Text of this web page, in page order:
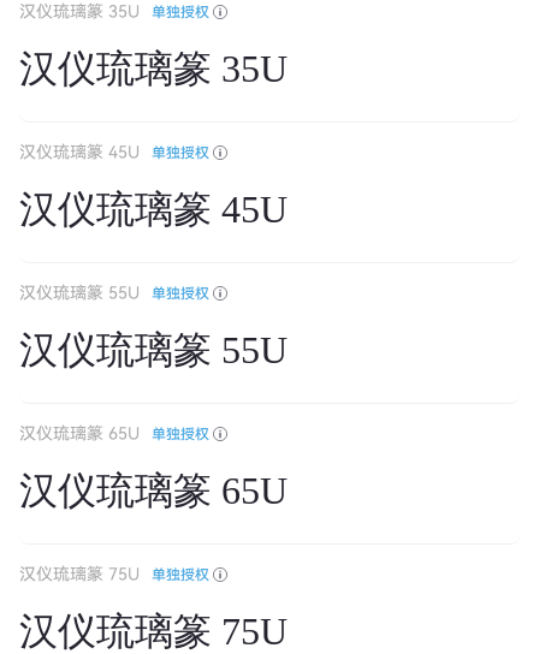
汉仪琉璃篆 35U 单独授权
汉仪琉璃篆 35U
汉仪琉璃篆 45U 单独授权
汉仪琉璃篆 45U
汉仪琉璃篆 55U 单独授权
汉仪琉璃篆 55U
汉仪琉璃篆 65U 单独授权
汉仪琉璃篆 65U
汉仪琉璃篆 75U 单独授权
汉仪琉璃篆 75U